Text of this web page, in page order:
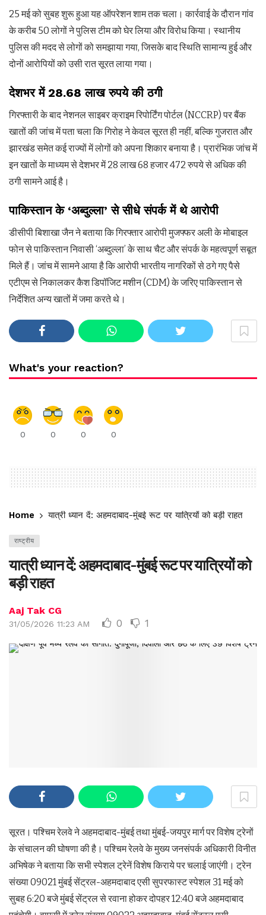
25 मई को सुबह शुरू हुआ यह ऑपरेशन शाम तक चला। कार्रवाई के दौरान गांव
के करीब 50 लोगों ने पुलिस टीम को घेर लिया और विरोध किया। स्थानीय
पुलिस की मदद से लोगों को समझाया गया, जिसके बाद स्थिति सामान्य हुई और
दोनों आरोपियों को उसी रात सूरत लाया गया।
देशभर में 28.68 लाख रुपये की ठगी
गिरफ्तारी के बाद नेशनल साइबर क्राइम रिपोर्टिंग पोर्टल (NCCRP) पर बैंक
खातों की जांच में पता चला कि गिरोह ने केवल सूरत ही नहीं, बल्कि गुजरात और
झारखंड समेत कई राज्यों में लोगों को अपना शिकार बनाया है। प्रारंभिक जांच में
इन खातों के माध्यम से देशभर में 28 लाख 68 हजार 472 रुपये से अधिक की
ठगी सामने आई है।
पाकिस्तान के ‘अब्दुल्ला’ से सीधे संपर्क में थे आरोपी
डीसीपी बिशाखा जैन ने बताया कि गिरफ्तार आरोपी मुजफ्फर अली के मोबाइल
फोन से पाकिस्तान निवासी ‘अब्दुल्ला’ के साथ चैट और संपर्क के महत्वपूर्ण सबूत
मिले हैं। जांच में सामने आया है कि आरोपी भारतीय नागरिकों से ठगे गए पैसे
एटीएम से निकालकर कैश डिपॉजिट मशीन (CDM) के जरिए पाकिस्तान से
निर्देशित अन्य खातों में जमा करते थे।
What's your reaction?
0 0 0 0
Home यात्री ध्यान दें: अहमदाबाद-मुंबई रूट पर यात्रियों को बड़ी राहत
राष्ट्रीय
यात्री ध्यान दें: अहमदाबाद-मुंबई रूट पर यात्रियों को
बड़ी राहत
Aaj Tak CG
31/05/2026 11:23 AM 0 1
सूरत। पश्चिम रेलवे ने अहमदाबाद-मुंबई तथा मुंबई-जयपुर मार्ग पर विशेष ट्रेनों
के संचालन की घोषणा की है। पश्चिम रेलवे के मुख्य जनसंपर्क अधिकारी विनीत
अभिषेक ने बताया कि सभी स्पेशल ट्रेनें विशेष किराये पर चलाई जाएंगी। ट्रेन
संख्या 09021 मुंबई सेंट्रल-अहमदाबाद एसी सुपरफास्ट स्पेशल 31 मई को
सुबह 6:20 बजे मुंबई सेंट्रल से रवाना होकर दोपहर 12:40 बजे अहमदाबाद